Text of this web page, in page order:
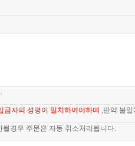
금자의 성명이 일치하여야하며 ,만약 불
경우 주문은 자동 취소처리됩니다.